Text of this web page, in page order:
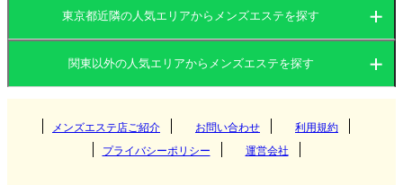
マンションの一室を利用した個室型が主流である一
方、店舗型や出張型のメンズエステも多く、好みに
応じて様々な利用スタイルを選べるのが魅力です。
特に新宿や渋谷など主要エリアでは、豪華な設備や
独自のコンセプトを持つ店舗が多く、初心者からリ
ピーターまで幅広い層に利用されています。
茨城県 群馬県
栃木県 東京都
神奈川県 千葉県
東京都近隣の人気エリアからメンズエステを探す
つくば 群馬県
関東以外の人気エリアからメンズエステを探す
関西
メンズエステ店ご紹介 お問い合わせ
利用規約
プライバシーポリシー
運営会社